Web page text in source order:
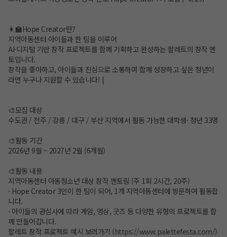
👩‍🏫Hope Creator란?
지역아동센터 아이들과 한 팀을 이루어
AI·디지털 기반 창작 프로젝트를 함께 기획하고 완성하는 팔레트의 창작 멘
토입니다.
창작을 좋아하고, 아이들과 진심으로 소통하며 함께 성장하고 싶은 청년이
라면 누구나 지원할 수 있습니다! |
🎨모집 대상
수도권 / 전주 / 강릉 / 대구 / 부산 지역에서 활동 가능한 대학생· 청년 33명
🎨활동 기간
2026년 9월 ~ 2027년 2월 (6개월)
🎨활동 내용
지역아동센터 아동청소년 대상 창작 멘토링 (주 1회 2시간, 20주)
· Hope Creator 3인이 한 팀이 되어, 1개 지역아동센터에 방문하여 활동합
니다.
· 아이들의 관심사에 따라 게임, 영상, 굿즈 등 다양한 유형의 프로젝트를 함
께 만들어갑니다.
팔레트 창작 프로젝트 예시 보러가기 (https://www.palettefesta.com/)